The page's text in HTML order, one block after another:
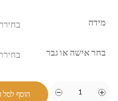
מידה
בחר אישה או גבר
הוסף לסל